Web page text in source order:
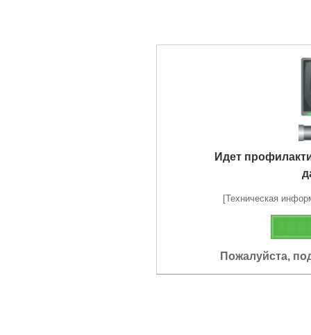
Идет
[Техническая
Пожалуйста,